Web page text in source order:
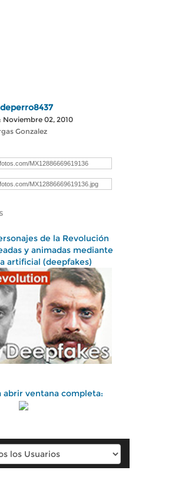
Noviembre 02, 2010
Gonzalez
de la Revolución
y animadas mediante
artificial (deepfakes)
abrir ventana completa: